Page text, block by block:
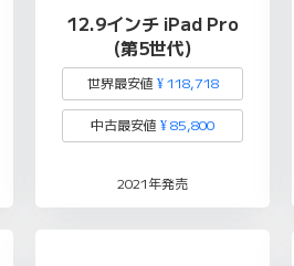
12.9インチ iPad Pro
(第5世代)
世界最安値 ¥ 118,718
中古最安値 ¥ 85,800
2021年発売